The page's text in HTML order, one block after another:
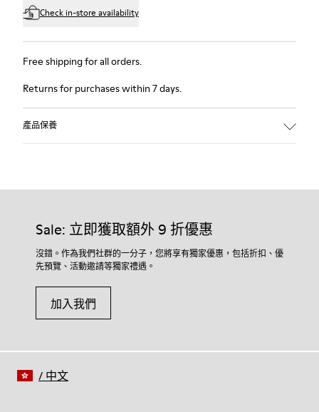
Check in-store availability
Free shipping for all orders.
Returns for purchases within 7 days.
產品保養
Sale: 立即獲取額外 9 折優惠
沒錯。作為我們社群的一分子，您將享有獨家優惠，包括折扣、優
先預覽、活動邀請等獨家禮遇。
加入我們
/ 中文